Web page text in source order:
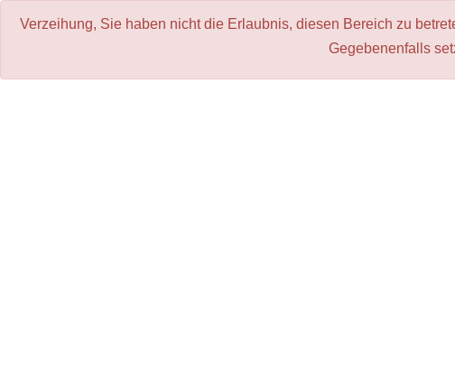
Verzeihung, Sie haben nicht die Erlaubnis, diesen Bereich zu
Gegebenenfalls